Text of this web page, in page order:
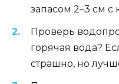
запасом 2–3 см с
Проверь
горячая вода?
страшно, но